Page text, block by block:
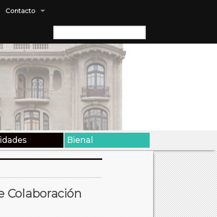
Contacto
Buscar:
Bienal
Colaboración